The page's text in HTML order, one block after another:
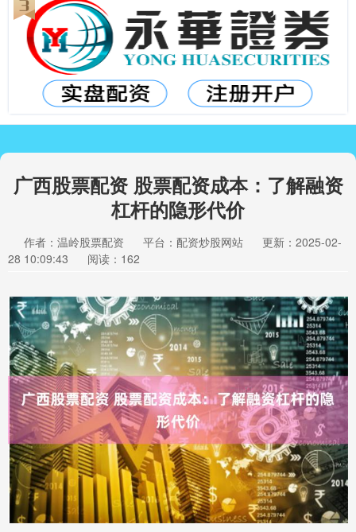
广西股票配资 股票配资成本：了解融资
杠杆的隐形代价
作者：温岭股票配资 平台：配资炒股网站
更新：2025-02-
28 10:09:43
阅读：162